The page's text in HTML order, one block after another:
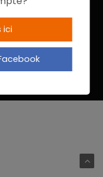
ici
CONTACTER
CONFIDENTIALITÉ